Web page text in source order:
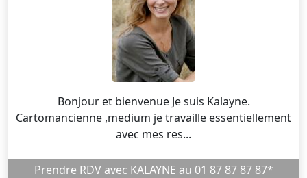
Bonjour et bienvenue Je suis Kalayne.
Cartomancienne ,medium je travaille essentiellement
avec mes res...
Prendre RDV avec KALAYNE au 01 87 87 87 87*